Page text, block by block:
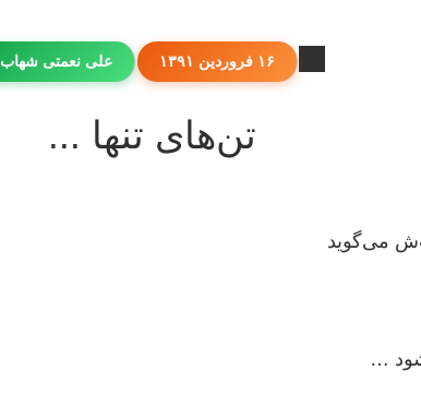
۱۶ فروردین ۱۳۹۱ علی نعمتی شهاب
تن‌های تنها ...
می‌گوید
شود …